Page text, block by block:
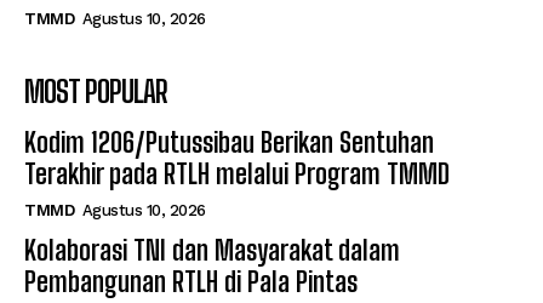
TMMD Agustus 10, 2026
MOST POPULAR
Kodim 1206/Putussibau Berikan Sentuhan
Terakhir pada RTLH melalui Program TMMD
TMMD Agustus 10, 2026
Kolaborasi TNI dan Masyarakat dalam
Pembangunan RTLH di Pala Pintas